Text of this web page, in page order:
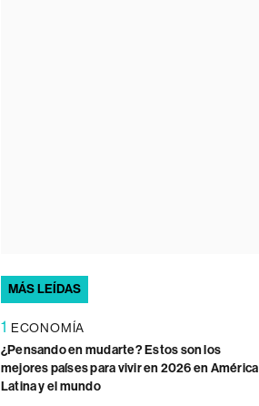
MÁS LEÍDAS
1 ECONOMÍA
¿Pensando en mudarte? Estos son los
mejores países para vivir en 2026 en América
Latina y el mundo